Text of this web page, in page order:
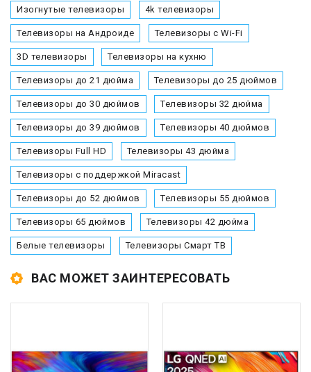
Изогнутые телевизоры 4k телевизоры
Телевизоры на Андроиде Телевизоры с Wi-Fi
3D телевизоры Телевизоры на кухню
Телевизоры до 21 дюйма Телевизоры до 25 дюймов
Телевизоры до 30 дюймов Телевизоры 32 дюйма
Телевизоры до 39 дюймов Телевизоры 40 дюймов
Телевизоры Full HD Телевизоры 43 дюйма
Телевизоры с поддержкой Miracast
Телевизоры до 52 дюймов Телевизоры 55 дюймов
Телевизоры 65 дюймов Телевизоры 42 дюйма
Белые телевизоры Телевизоры Смарт ТВ
ВАС МОЖЕТ ЗАИНТЕРЕСОВАТЬ